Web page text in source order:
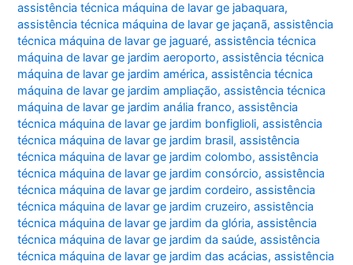
assistência técnica máquina de lavar ge jabaquara,
assistência técnica máquina de lavar ge jaçanã,assistência
técnica máquina de lavar ge jaguaré,assistência técnica
máquina de lavar ge jardim aeroporto,assistência técnica
máquina de lavar ge jardim américa,assistência técnica
máquina de lavar ge jardim ampliação,assistência técnica
máquina de lavar ge jardim anália franco,assistência
técnica máquina de lavar ge jardim bonfiglioli,assistência
técnica máquina de lavar ge jardim brasil,assistência
técnica máquina de lavar ge jardim colombo,assistência
técnica máquina de lavar ge jardim consórcio,assistência
técnica máquina de lavar ge jardim cordeiro,assistência
técnica máquina de lavar ge jardim cruzeiro,assistência
técnica máquina de lavar ge jardim da glória,assistência
técnica máquina de lavar ge jardim da saúde,assistência
técnica máquina de lavar ge jardim das acácias,assistência